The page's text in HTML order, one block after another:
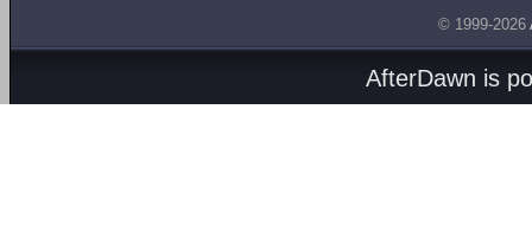
© 1999-2026
AfterDawn is